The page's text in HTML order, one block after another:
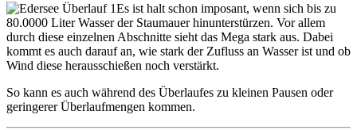
Es ist halt schon imposant, wenn sich bis zu
80.0000 Liter Wasser der Staumauer hinunterstürzen. Vor allem
durch diese einzelnen Abschnitte sieht das Mega stark aus. Dabei
kommt es auch darauf an, wie stark der Zufluss an Wasser ist und ob
Wind diese herausschießen noch verstärkt.
So kann es auch während des Überlaufes zu kleinen Pausen oder
geringerer Überlaufmengen kommen.